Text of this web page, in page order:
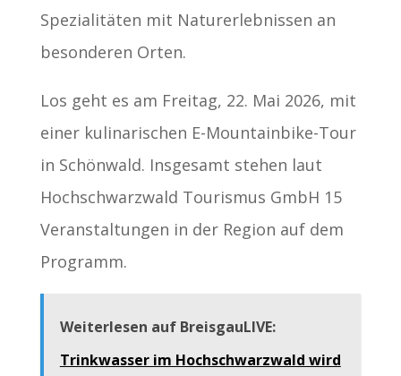
Spezialitäten mit Naturerlebnissen an
besonderen Orten.
Los geht es am Freitag, 22. Mai 2026, mit
einer kulinarischen E-Mountainbike-Tour
in Schönwald. Insgesamt stehen laut
Hochschwarzwald Tourismus GmbH 15
Veranstaltungen in der Region auf dem
Programm.
Weiterlesen auf BreisgauLIVE:
Trinkwasser im Hochschwarzwald wird